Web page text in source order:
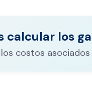
calcular los
costos